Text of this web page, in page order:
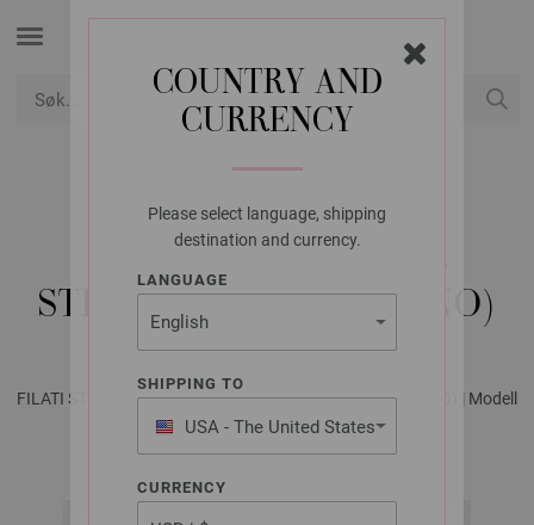
COUNTRY AND
CURRENCY
Please select language, shipping
destination and currency.
LANGUAGE
SHIPPING TO
USA - The United States
of America
CURRENCY
FILATI STUDIO
LUE NEW CLASSIC -
STRIKKEOPPSKRIFT (NO)
FILATI STUDIO No. 2 - Magasin (DE) + Strikkeopskrifter (NO) | Modell
30